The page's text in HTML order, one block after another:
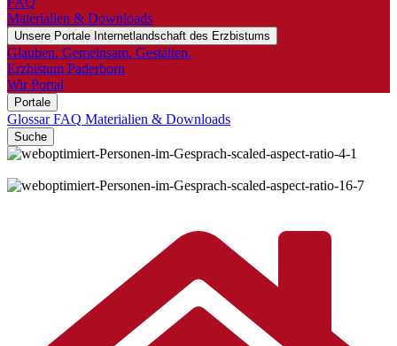
Materialien & Downloads
Unsere Portale Internetlandschaft des Erzbistums
Glauben. Gemeinsam. Gestalten.
Erzbistum Paderborn
Wir Portal
Portale
Glossar FAQ Materialien & Downloads
Suche